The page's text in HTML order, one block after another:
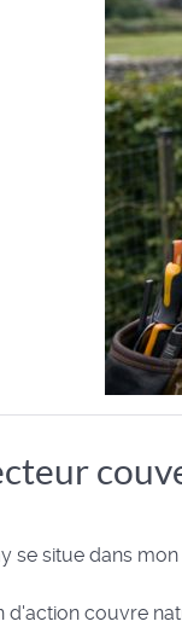
se situe dans
d'action couvre